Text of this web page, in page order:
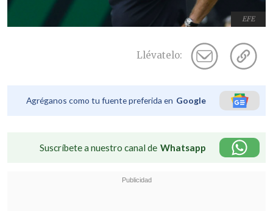
EFE
Llévatelo:
Agréganos como tu fuente preferida en Google
Suscríbete a nuestro canal de Whatsapp